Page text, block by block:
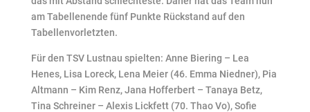
am Tabellenende fünf Punkte Rückstand auf den
Tabellenvorletzten.
Für den TSV Lustnau spielten: Anne Biering – Lea
Henes, Lisa Loreck, Lena Meier (46. Emma Niedner), Pia
Altmann – Kim Renz, Jana Hofferbert – Tanaya Betz,
Tina Schreiner – Alexis Lickfett (70. Thao Vo), Sofie